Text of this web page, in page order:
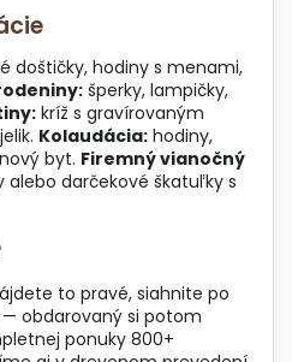
doštičky, hodiny s menami,
šperky, lampičky,
kríž s gravírovaným
Kolaudácia: hodiny,
byt. Firemný vianočný
alebo darčekové škatuľky s
to pravé, siahnite po
— obdarovaný si potom
ponuky 800+